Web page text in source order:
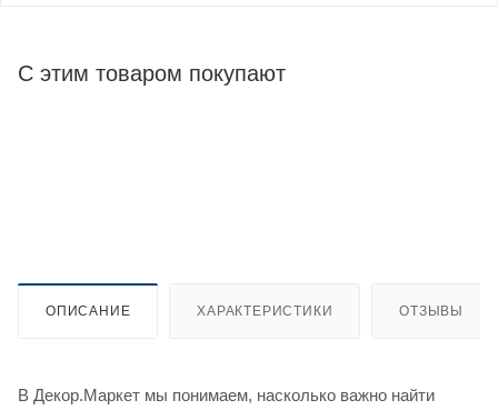
С этим товаром покупают
ОПИСАНИЕ ХАРАКТЕРИСТИКИ ОТЗЫВЫ
В Декор.Маркет мы понимаем, насколько важно найти